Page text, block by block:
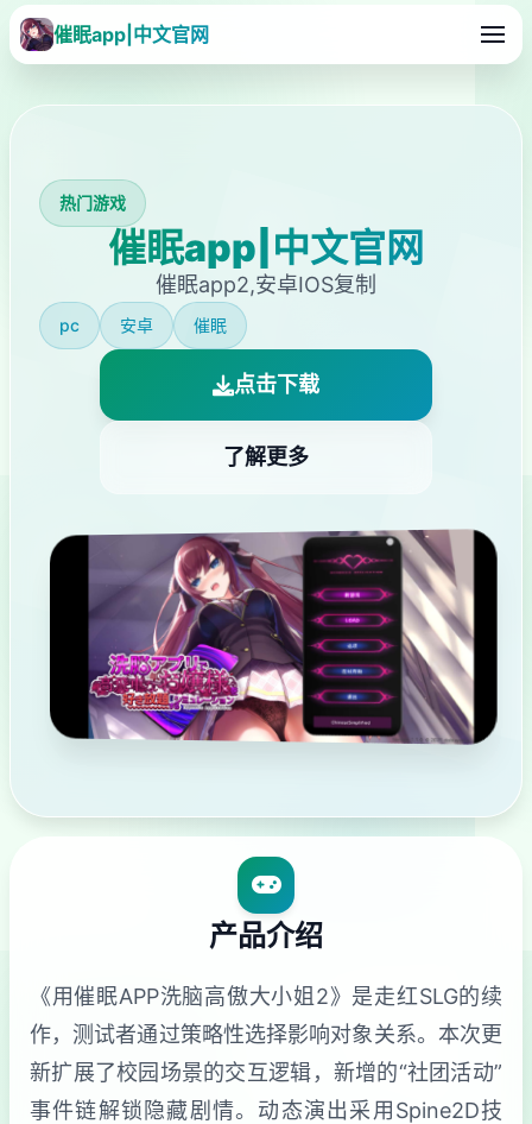
催眠app|中文官网
热门游戏
催眠app|中文官网
催眠app2,安卓IOS复制
pc 安卓 催眠
点击下载
了解更多
产品介绍
《用催眠APP洗脑高傲大小姐2》是走红SLG的续
作，测试者通过策略性选择影响对象关系。本次更
新扩展了校园场景的交互逻辑，新增的“社团活动”
事件链解锁隐藏剧情。动态演出采用Spine2D技